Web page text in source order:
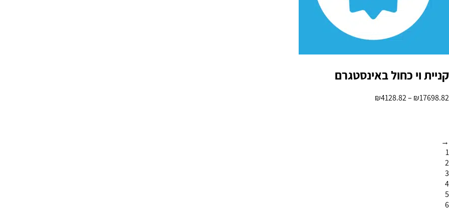
קניית וי כחול באינסטגרם
₪4128.82– ₪17698.82
→
1
2
3
4
5
6